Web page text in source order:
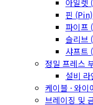
아일렛
핀 (Pin)
파이프
슬리브
샤프트
정밀 프레스
설비 라
케이블 · 와이
브레이징 및